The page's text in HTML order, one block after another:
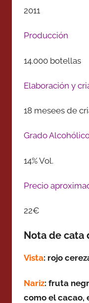
2011
Producción
14.000 botellas
Elaboración y
18 mesees de
Grado
14% Vol.
Precio
22€
Nota de cata
Vista: rojo
Nariz: fruta
como elcacao,